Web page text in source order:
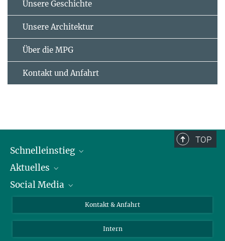
Unsere Geschichte
Unsere Architektur
Über die MPG
Kontakt und Anfahrt
TOP
Schnelleinstieg
Personen
Pressebereich
Aktuelles
Stellenangebote
Social Media
X
LinkedIn
Kontakt & Anfahrt
Intern